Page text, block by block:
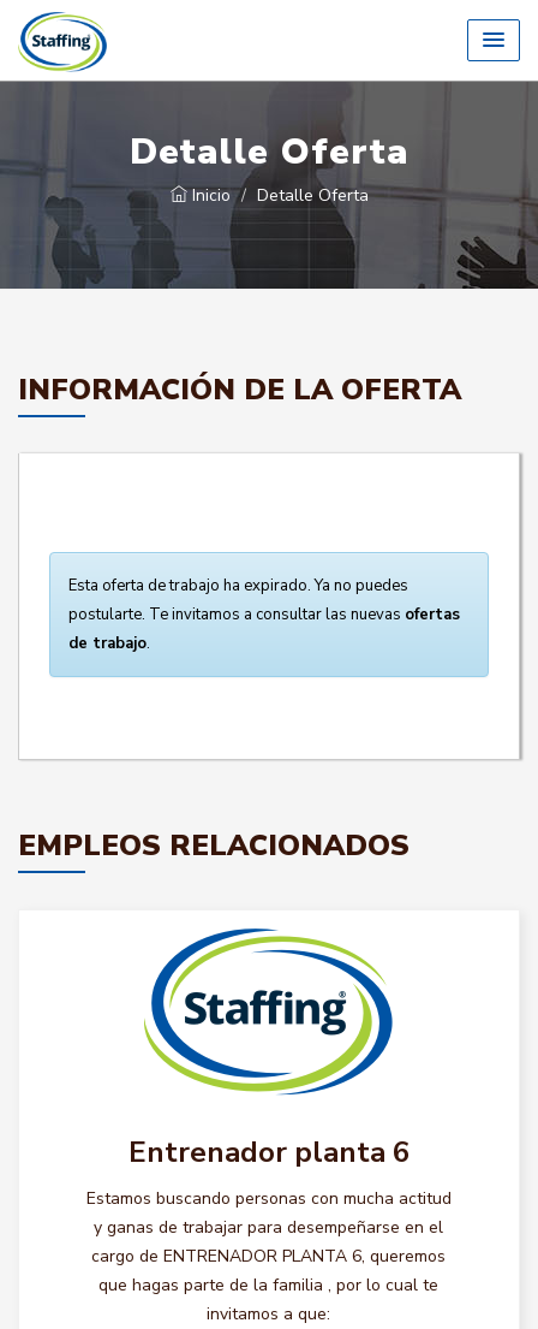
Detalle Oferta
Inicio Detalle Oferta
INFORMACIÓN DE LA OFERTA
Esta oferta de trabajo ha expirado. Ya no puedes
postularte. Te invitamos a consultar las nuevas ofertas
de trabajo.
EMPLEOS RELACIONADOS
Entrenador planta 6
Estamos buscando personas con mucha actitud
y ganas de trabajar para desempeñarse en el
cargo de ENTRENADOR PLANTA 6, queremos
que hagas parte de la familia , por lo cual te
invitamos a que: